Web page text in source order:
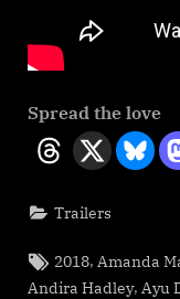
Spread the love
Trailers
Tags:
2018, Amanda
Andira Hadley, Ayu